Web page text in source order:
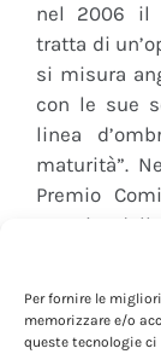
Per fornire le
memorizzare e/o
queste tecnologie
nel 2006 il
tratta di
si misura
con le sue
linea
maturità”.
Premio
premio
Bianco, il
premio
Bergamo